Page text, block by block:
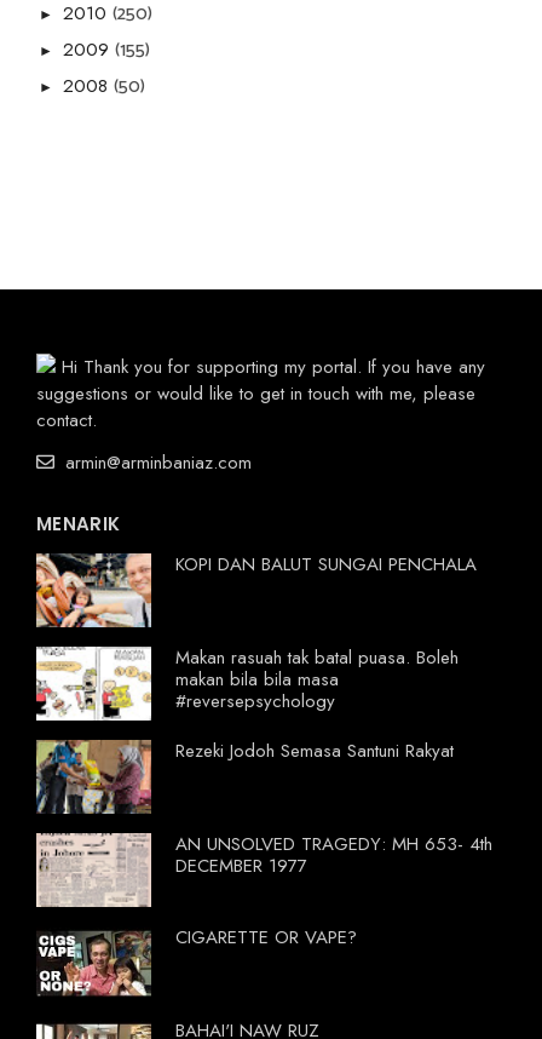
► 2010 (250)
► 2009 (155)
► 2008 (50)
Hi Thank you for supporting my portal. If you have any
suggestions or would like to get in touch with me, please
contact.
armin@arminbaniaz.com
MENARIK
KOPI DAN BALUT SUNGAI PENCHALA
Makan rasuah tak batal puasa. Boleh
makan bila bila masa
#reversepsychology
Rezeki Jodoh Semasa Santuni Rakyat
AN UNSOLVED TRAGEDY: MH 653- 4th
DECEMBER 1977
CIGARETTE OR VAPE?
BAHAI'I NAW RUZ